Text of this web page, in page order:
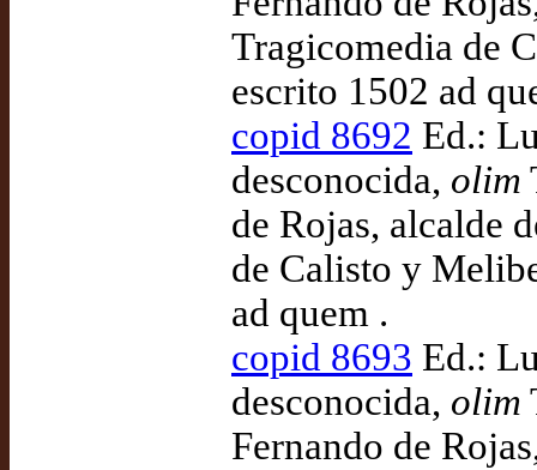
Tragicomedia de
escrito 1502 ad
copid 8692 Ed.:
desconocida, olim
de Rojas, alcalde
de Calisto y
ad quem .
copid 8693 Ed.:
desconocida, olim
Fernando de